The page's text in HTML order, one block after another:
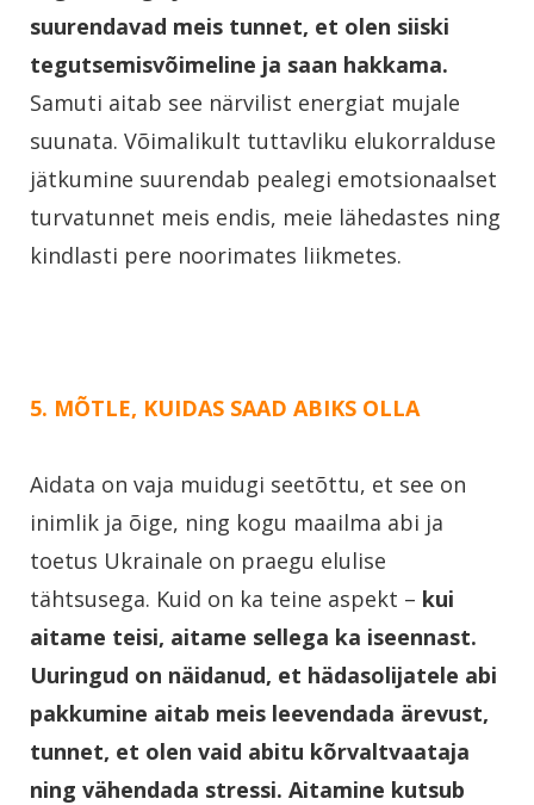
suurendavad meis tunnet, et olen siiski
tegutsemisvõimeline ja saan hakkama.
Samuti aitab see närvilist energiat mujale
suunata. Võimalikult tuttavliku elukorralduse
jätkumine suurendab pealegi emotsionaalset
turvatunnet meis endis, meie lähedastes ning
kindlasti pere noorimates liikmetes.
5. MÕTLE, KUIDAS SAAD ABIKS OLLA
Aidata on vaja muidugi seetõttu, et see on
inimlik ja õige, ning kogu maailma abi ja
toetus Ukrainale on praegu elulise
tähtsusega. Kuid on ka teine aspekt – kui
aitame teisi, aitame sellega ka iseennast.
Uuringud on näidanud, et hädasolijatele abi
pakkumine aitab meis leevendada ärevust,
tunnet, et olen vaid abitu kõrvaltvaataja
ning vähendada stressi. Aitamine kutsub